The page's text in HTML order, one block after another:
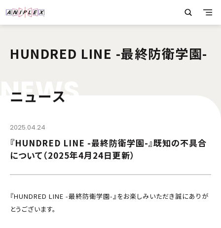
HUNDRED LINE -最終防衛学園-
NEWS
ニュース
2025.04.24
『HUNDRED LINE -最終防衛学園-』既知の不具合
について（2025年4月24日更新）
『HUNDRED LINE -最終防衛学園-』をお楽しみいただき誠にありが
とうございます。